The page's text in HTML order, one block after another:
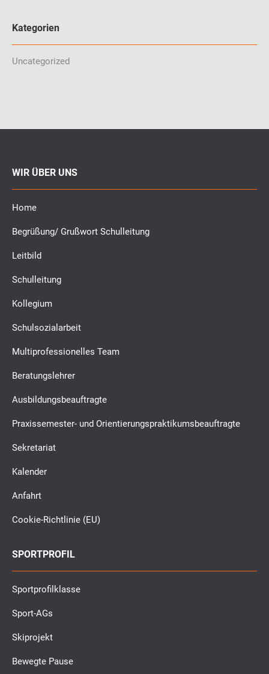
Kategorien
Uncategorized
WIR ÜBER UNS
Home
Begrüßung/ Grußwort Schulleitung
Leitbild
Schulleitung
Kollegium
Schulsozialarbeit
Multiprofessionelles Team
Beratungslehrer
Ausbildungsbeauftragte
Praxissemester- und Orientierungspraktikumsbeauftragte
Sekretariat
Kalender
Anfahrt
Cookie-Richtlinie (EU)
SPORTPROFIL
Sportprofilklasse
Sport-AGs
Skiprojekt
Bewegte Pause